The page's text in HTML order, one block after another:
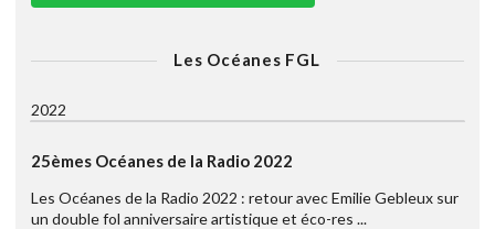
Les Océanes FGL
2022
25èmes Océanes de la Radio 2022
Les Océanes de la Radio 2022 : retour avec Emilie Gebleux sur
un double fol anniversaire artistique et éco-res ...